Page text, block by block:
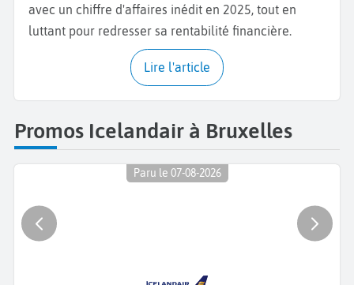
avec un chiffre d'affaires inédit en 2025, tout en
luttant pour redresser sa rentabilité financière.
Lire l'article
Promos Icelandair à Bruxelles
Paru le 07-08-2026